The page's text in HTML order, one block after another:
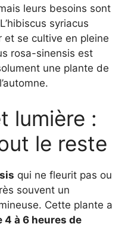
leurs besoins sont
syriacus
et se cultive en pleine
rosa-sinensis est
une plante de
lumière :
le reste
qui ne fleurit pas ou
souvent un
Cette plante a
4 à 6 heures de